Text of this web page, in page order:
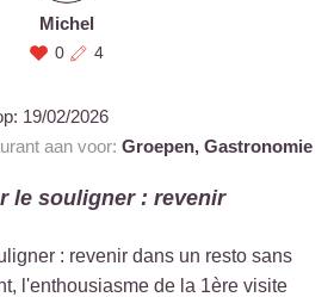
Michel
0 4
19/02/2026
aan voor: Groepen, Gastronomie
le souligner : revenir
: revenir dans un resto sans
l'enthousiasme de la 1ère visite